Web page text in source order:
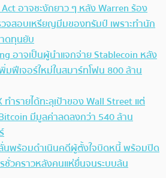
อาจชะงักยาว ๆ หลัง Warren ร้อง
วจสอบเหรียญมีมของทรัมป์ เพราะทำนัก
ดทุนยับ
อาจเป็นผู้นำแจกจ่าย Stablecoin หลัง
มฟีเจอร์ใหม่ในสมาร์ทโฟน 800 ล้าน
ทำรายได้ทะลุเป้าของ Wall Street แต่
มีมูลค่าลดลงกว่า 540 ล้าน
ลั่นพร้อมดำเนินคดีผู้ตั้งใจบิดหนี้ พร้อมปิด
ชั่วคราวหลังคนแห่ยื่นจนระบบล้น